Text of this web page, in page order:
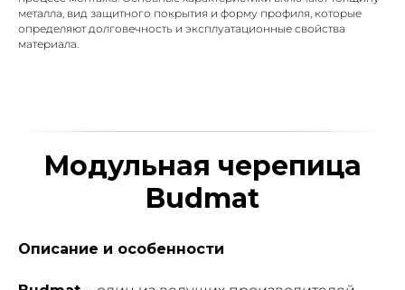
металла, вид защитного покрытия и форму профиля, которые
определяют долговечность и эксплуатационные свойства
материала.
Модульная черепица
Budmat
Описание и особенности